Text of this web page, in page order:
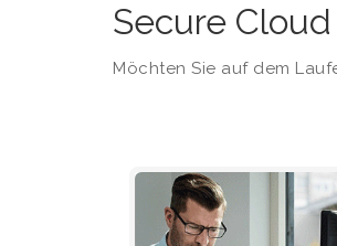
Secure
Möchten Sie auf dem